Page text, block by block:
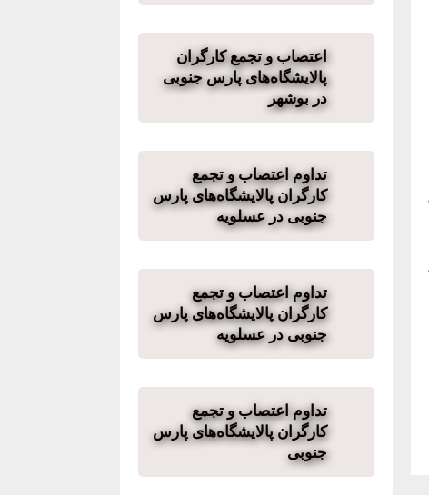
اعتصاب و تجمع کارگران
پالایشگاه‌های پارس جنوبی
در بوشهر
تداوم اعتصاب و تجمع
کارگران پالایشگاه‌های پارس
جنوبی در عسلویه
تداوم اعتصاب و تجمع
کارگران پالایشگاه‌های پارس
جنوبی در عسلویه
تداوم اعتصاب و تجمع
کارگران پالایشگاه‌های پارس
جنوبی